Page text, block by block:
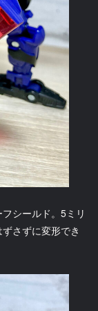
シールド。5ミリ
さずに変形でき